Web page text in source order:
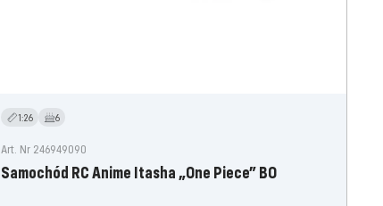
1:26 6
Art. Nr 246949090
Samochód RC Anime Itasha „One Piece” BO